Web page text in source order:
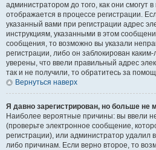
администратором до того, как они смогут
отображается в процессе регистрации.
указанный вами при регистрации адрес
инструкциям, указанными в этом
сообщения, то возможно вы указали
регистрации, либо он заблокирован
уверены, что ввели правильный адрес
так и не получили, то обратитесь за
Вернуться наверх
Я давно зарегистрирован, но больше не
Наиболее вероятные причины: вы ввели
(проверьте электронное сообщение,
регистрации), или администратор удалил
либо причинам. Если верно второе, то